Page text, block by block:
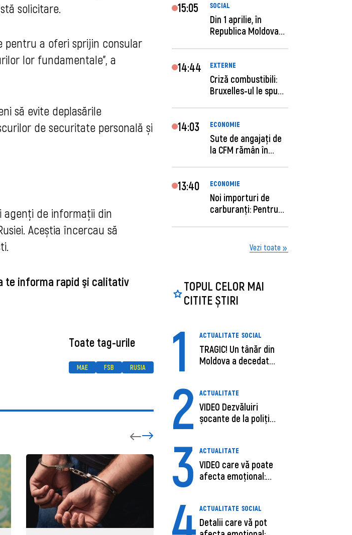
solicitare.
pentru a oferi sprijin consular
lor fundamentale”, a
să evite deplasările
de securitate personală și
de informații din
Aceștia încercau să
te informa rapid şi calitativ
Toate tag-urile
MAE FSB RUSIA
15:05 SOCIAL
Din 1 aprilie, în
Republica Moldova
14:44 EXTERNE
Criză combustibili:
Bruxelles-ul le spune
14:03 ECONOMIE
Sute de angajaţi de
la CFM rămân în
13:40 ECONOMIE
Noi importuri de
carburanți: Pentru
Vezi toate
TOPUL CELOR MAI
CITITE ȘTIRI
1 ACTUALITATE SOCIAL
TRAGIC! Un tânăr din
Moldova a decedat
2 ACTUALITATE
VIDEO Dezvăluiri
șocante de la poliție,
3 ACTUALITATE
VIDEO care vă poate
afecta emoțional:
ACTUALITATE SOCIAL
Detalii care vă pot